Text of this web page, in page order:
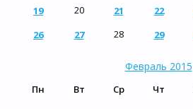
19
20 21 22
26
27 28 29
Февраль 2015
Пн Вт Ср Чт